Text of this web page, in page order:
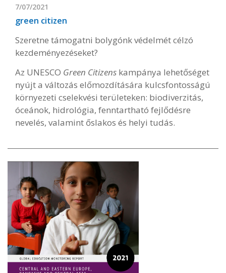
7/07/2021
green citizen
Szeretne támogatni bolygónk védelmét célzó
kezdeményezéseket?
Az UNESCO Green Citizens kampánya lehetőséget
nyújt a változás előmozdítására kulcsfontosságú
környezeti cselekvési területeken: biodiverzitás,
óceánok, hidrológia, fenntartható fejlődésre
nevelés, valamint őslakos és helyi tudás.